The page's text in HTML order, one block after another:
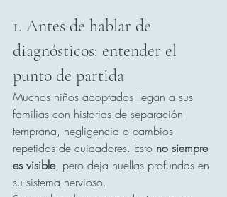
1. Antes de hablar de
diagnósticos: entender el
punto de partida
Muchos niños adoptados llegan a sus
familias con historias de separación
temprana, negligencia o cambios
repetidos de cuidadores. Esto no siempre
es visible, pero deja huellas profundas en
su sistema nervioso.